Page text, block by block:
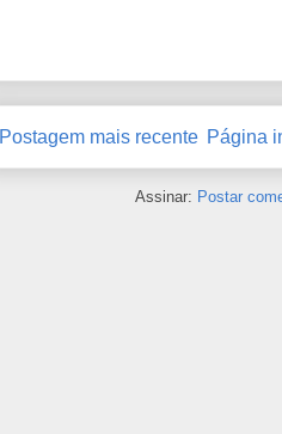
Postagem mais recente Página
Assinar: Postar